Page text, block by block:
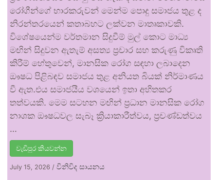
රෝගීන්ගේ භාරකරුවන් මෙන්ම පොදු සමාජය තුළ ද
නිරන්තරයෙන් කතාබහට ලක්වන මාතෘකාවකි.
විශේෂයෙන්ම වර්තමාන සිදුවීම් මුල් කොට මාධ්‍ය
මඟින් සිදුවන ඇතැම් අසත්‍ය ප්‍රචාර සහ කරුණු විකෘති
කිරීම් හේතුවෙන්, මානසික රෝග සඳහා ලබාදෙන
ඖෂධ පිළිබඳව සමාජය තුළ අනියත බියක් නිර්මාණය
වී ඇත.එය සමාජයීය වශයෙන් ඉතා අහිතකර
තත්වයකි. මෙම සටහන මඟින් ප්‍රධාන මානසික රෝග
නාශක ඖෂධවල සැබෑ ක්‍රියාකාරීත්වය, ප්‍රචණ්ඩත්වය
…
වැඩිපුර කියවන්න
July 15, 2026 / විනිවිද සායනය